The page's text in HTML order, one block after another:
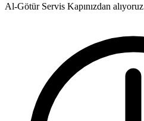
Al-Götür Servis Kapınızdan alıyoruz